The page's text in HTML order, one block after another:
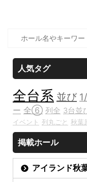
人気タグ
全台系 並び
ー 全⑥ 列全 3台並
イベント 列丸ごと 秋葉
掲載ホール
アイランド秋